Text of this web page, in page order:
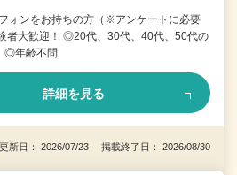
ォンをお持ちの方（※アンケートに必要
者大歓迎！ ◎20代、30代、40代、50代の
◎年齢不問
詳細を見る
更新日： 2026/07/23 掲載終了日： 2026/08/30